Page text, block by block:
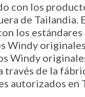
con los
de Tailandia.
los
Windy
Windy
través de la
autorizados en